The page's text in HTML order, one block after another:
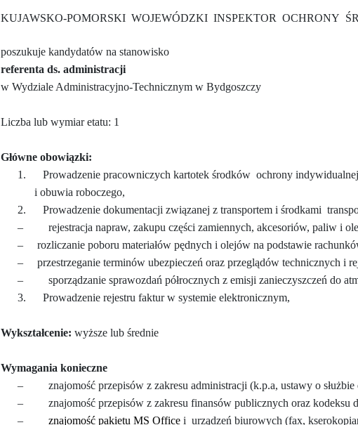
KUJAWSKO-POMORSKI WOJEWÓDZKI INSPEKTOR OCHRONY
poszukuje kandydatów na stanowisko
referenta ds. administracji
w Wydziale Administracyjno-Technicznym w Bydgoszczy
Liczba lub wymiar etatu: 1
Główne obowiązki:
1.
Prowadzenie pracowniczych kartotek środków ochrony
i obuwia roboczego,
2.
Prowadzenie dokumentacji związanej z transportem i środkami
–
rejestracja napraw, zakupu części zamiennych, akcesoriów, paliw i
–
rozliczanie poboru materiałów pędnych i olejów na podstawie
–
przestrzeganie terminów ubezpieczeń oraz przeglądów technicznych i
–
sporządzanie sprawozdań półrocznych z emisji zanieczyszczeń do
3.
Prowadzenie rejestru faktur w systemie elektronicznym,
Wykształcenie: wyższe lub średnie
Wymagania konieczne
–
znajomość przepisów z zakresu administracji (k.p.a, ustawy o
–
znajomość przepisów z zakresu finansów publicznych oraz kodeksu
–
znajomość pakietu MS Office i urządzeń biurowych (fax,